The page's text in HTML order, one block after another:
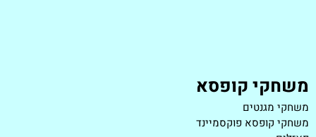
משחקי קופסא
משחקי מגנטים
משחקי קופסא פוקסמיינד